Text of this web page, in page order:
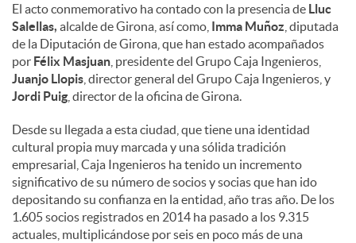
El acto conmemorativo ha contado con la presencia de Lluc
Salellas, alcalde de Girona, así como, Imma Muñoz , diputada
de la Diputación de Girona, que han estado acompañados
por Félix Masjuan , presidente del Grupo Caja Ingenieros,
Juanjo Llopis , director general del Grupo Caja Ingenieros, y
Jordi Puig , director de la oficina de Girona.
Desde su llegada a esta ciudad, que tiene una identidad
cultural propia muy marcada y una sólida tradición
empresarial, Caja Ingenieros ha tenido un incremento
significativo de su número de socios y socias que han ido
depositando su confianza en la entidad, año tras año. De los
1.605 socios registrados en 2014 ha pasado a los 9.315
actuales, multiplicándose por seis en poco más de una